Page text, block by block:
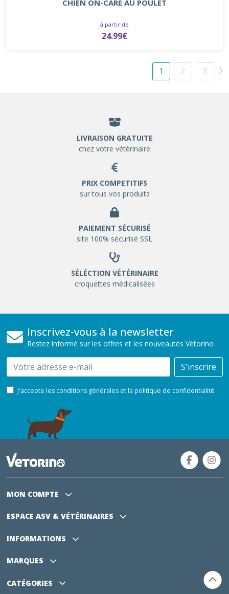
CHIEN ON-CARE AU POULET
à partir de
24.99€
1 2 3
LIVRAISON GRATUITE
chez votre vétérinaire
PRIX COMPETITIFS
sur tous vos produits
PAIEMENT SÉCURISÉ
site 100% sécurisé SSL
SÉLÉCTION VÉTÉRINAIRE
croquettes médicalisées
Inscrivez-vous à la newsletter
Restez informé sur les offres et les nouveautés Vétorino
Email S'inscrire
J'accepte les conditions générales et la politique de confidentialité
MON COMPTE
ESPACE ASV & VÉTÉRINAIRES
INFORMATIONS
MARQUES
CATÉGORIES